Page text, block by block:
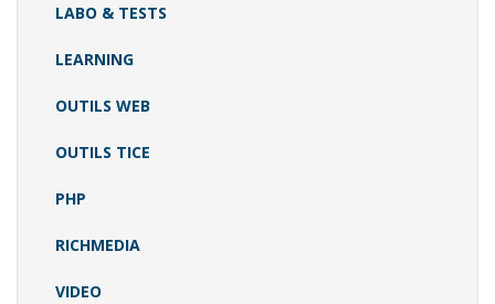
LABO & TESTS
LEARNING
OUTILS WEB
OUTILS TICE
PHP
RICHMEDIA
VIDEO